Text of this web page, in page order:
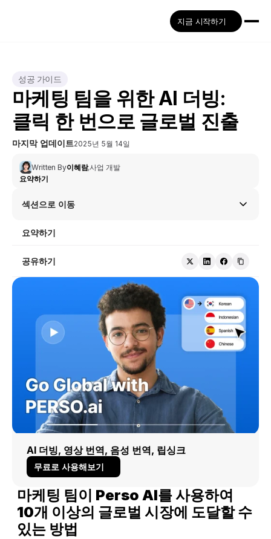
지금 시작하기
성공 가이드
마케팅 팀을 위한 AI 더빙:
클릭 한 번으로 글로벌 진출
마지막 업데이트2025년 5월 14일
Written By이혜람,사업 개발
요약하기
섹션으로 이동
요약하기
공유하기
AI 더빙, 영상 번역, 음성 번역, 립싱크
무료로 사용해보기
마케팅 팀이 Perso AI를 사용하여
10개 이상의 글로벌 시장에 도달할 수
있는 방법